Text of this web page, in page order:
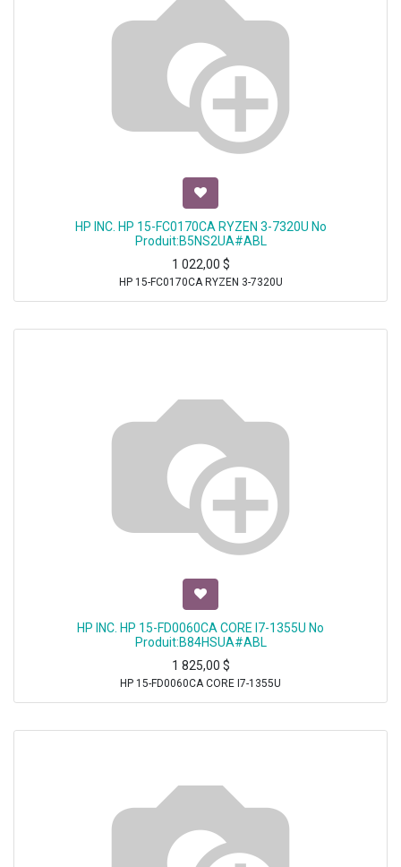
HP INC. HP 15-FC0170CA RYZEN 3-7320U No
Produit:B5NS2UA#ABL
1 022,00 $
HP 15-FC0170CA RYZEN 3-7320U
HP INC. HP 15-FD0060CA CORE I7-1355U No
Produit:B84HSUA#ABL
1 825,00 $
HP 15-FD0060CA CORE I7-1355U